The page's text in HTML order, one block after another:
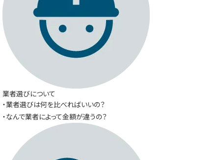
業者選びについて
・業者選びは何を比べればいいの？
・なんで業者によって金額が違うの？